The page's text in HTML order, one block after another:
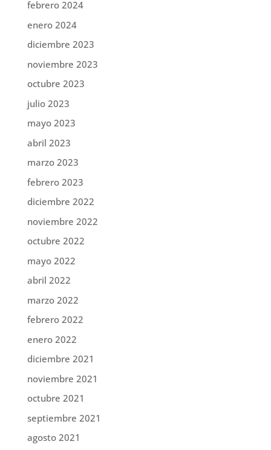
febrero 2024
enero 2024
diciembre 2023
noviembre 2023
octubre 2023
julio 2023
mayo 2023
abril 2023
marzo 2023
febrero 2023
diciembre 2022
noviembre 2022
octubre 2022
mayo 2022
abril 2022
marzo 2022
febrero 2022
enero 2022
diciembre 2021
noviembre 2021
octubre 2021
septiembre 2021
agosto 2021